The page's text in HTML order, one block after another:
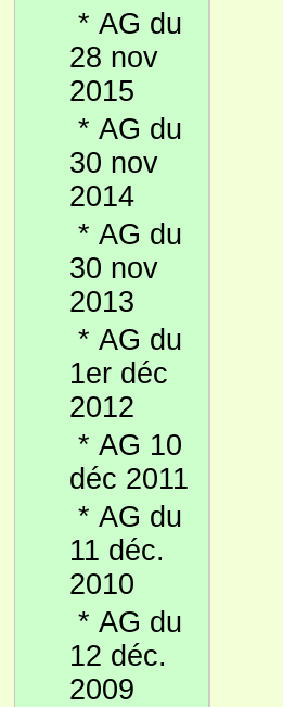
* AG du
28 nov
2015
* AG du
30 nov
2014
* AG du
30 nov
2013
* AG du
1er déc
2012
* AG 10
déc 2011
* AG du
11 déc.
2010
* AG du
12 déc.
2009